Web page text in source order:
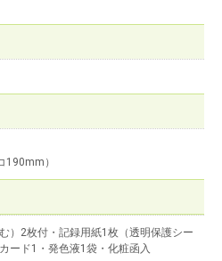
190mm）
）2枚付・記録用紙1枚（透明保護シー
ード1・発色液1袋・化粧函入